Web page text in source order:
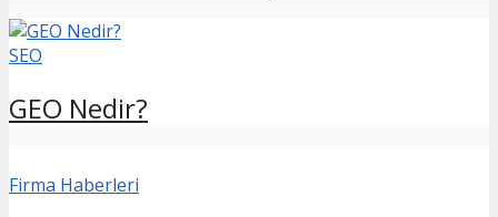
SEO
GEO Nedir?
Firma Haberleri